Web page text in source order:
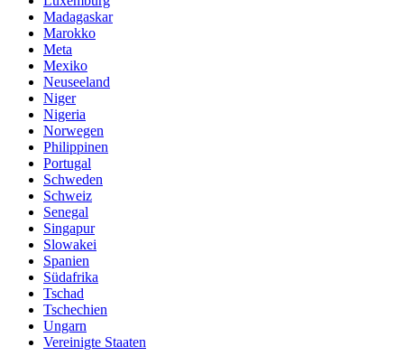
Madagaskar
Marokko
Meta
Mexiko
Neuseeland
Niger
Nigeria
Norwegen
Philippinen
Portugal
Schweden
Schweiz
Senegal
Singapur
Slowakei
Spanien
Südafrika
Tschad
Tschechien
Ungarn
Vereinigte Staaten